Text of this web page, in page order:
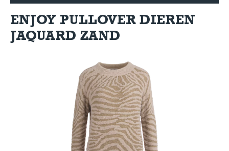
PLUS SIZE
CONTACT
ENJOY PULLOVER DIEREN
JAQUARD ZAND